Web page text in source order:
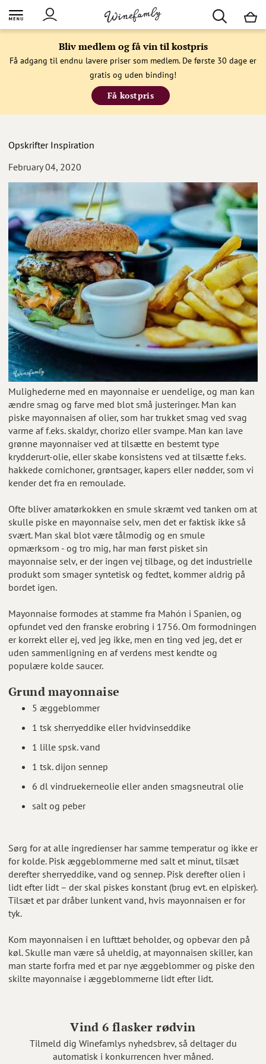
Bliv medlem og få vin til kostpris
Få adgang til endnu lavere priser som medlem. De første 30 dage er
gratis og uden binding!
Få kostpris
Opskrifter Inspiration
February 04, 2020
Mulighederne med en mayonnaise er uendelige, og man kan
ændre smag og farve med blot små justeringer. Man kan
piske mayonnaisen af olier, som har trukket smag ved svag
varme af f.eks. skaldyr, chorizo eller svampe. Man kan lave
grønne mayonnaiser ved at tilsætte en bestemt type
krydderurt-olie, eller skabe konsistens ved at tilsætte f.eks.
hakkede cornichoner, grøntsager, kapers eller nødder, som vi
kender det fra en remoulade.
Ofte bliver amatørkokken en smule skræmt ved tanken om at
skulle piske en mayonnaise selv, men det er faktisk ikke så
svært. Man skal blot være tålmodig og en smule
opmærksom - og tro mig, har man først pisket sin
mayonnaise selv, er der ingen vej tilbage, og det industrielle
produkt som smager syntetisk og fedtet, kommer aldrig på
bordet igen.
Mayonnaise formodes at stamme fra Mahón i Spanien, og
opfundet ved den franske erobring i 1756. Om formodningen
er korrekt eller ej, ved jeg ikke, men en ting ved jeg, det er
uden sammenligning en af verdens mest kendte og
populære kolde saucer.
Grund mayonnaise
5 æggeblommer
1 tsk sherryeddike eller hvidvinseddike
1 lille spsk. vand
1 tsk. dijon sennep
6 dl vindruekerneolie eller anden smagsneutral olie
salt og peber
Sørg for at alle ingredienser har samme temperatur og ikke er
for kolde. Pisk æggeblommerne med salt et minut, tilsæt
derefter sherryeddike, vand og sennep. Pisk derefter olien i
lidt efter lidt – der skal piskes konstant (brug evt. en elpisker).
Tilsæt et par dråber lunkent vand, hvis mayonnaisen er for
tyk.
Kom mayonnaisen i en lufttæt beholder, og opbevar den på
køl. Skulle man være så uheldig, at mayonnaisen skiller, kan
man starte forfra med et par nye æggeblommer og piske den
skilte mayonnaise i æggeblommerne lidt efter lidt.
Vind 6 flasker rødvin
Tilmeld dig Winefamlys nyhedsbrev, så deltager du
automatisk i konkurrencen hver måned.